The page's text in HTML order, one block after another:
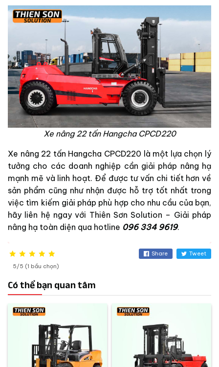
Xe nâng 22 tấn Hangcha CPCD220
Xe nâng 22 tấn Hangcha CPCD220 là một lựa chọn lý
tưởng cho các doanh nghiệp cần giải pháp nâng hạ
mạnh mẽ và linh hoạt. Để được tư vấn chi tiết hơn về
sản phẩm cũng như nhận được hỗ trợ tốt nhất trong
việc tìm kiếm giải pháp phù hợp cho nhu cầu của bạn,
hãy liên hệ ngay với Thiên Sơn Solution – Giải pháp
nâng hạ toàn diện qua hotline 096 334 9619.
5/5 (1 bầu chọn)
Share Tweet
Có thể bạn quan tâm